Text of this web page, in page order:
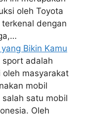
oleh Toyota
dengan
Bikin Kamu
sport adalah
masyarakat
mobil
satu mobil
Oleh